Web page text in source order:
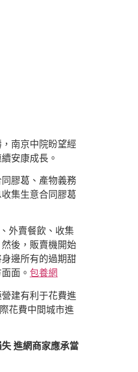
南京中院盼望經
安康成長。
膠葛、產物義務
集生意合同膠葛
外賣餐飲、收集
後，販賣機開始
邊所有的過期甜
面。 包養網
建有利于花費進
花費中間城市進
進網商家應承當